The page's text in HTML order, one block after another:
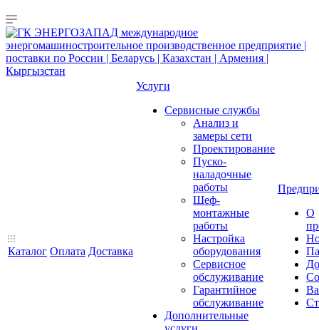
Каталог Оплата Доставка
Услуги
Сервисные службы
Анализ и
замеры сети
Проектирование
Пуско-
наладочные
работы
Шеф-
монтажные
работы
Настройка
оборудования
Сервисное
обслуживание
Гарантийное
обслуживание
Дополнительные
О